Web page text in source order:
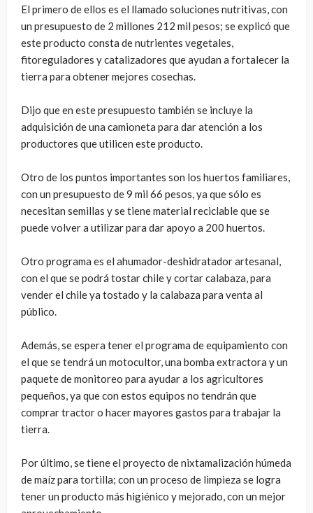
El primero de ellos es el llamado soluciones nutritivas, con
un presupuesto de 2 millones 212 mil pesos; se explicó que
este producto consta de nutrientes vegetales,
fitoreguladores y catalizadores que ayudan a fortalecer la
tierra para obtener mejores cosechas.
Dijo que en este presupuesto también se incluye la
adquisición de una camioneta para dar atención a los
productores que utilicen este producto.
Otro de los puntos importantes son los huertos familiares,
con un presupuesto de 9 mil 66 pesos, ya que sólo es
necesitan semillas y se tiene material reciclable que se
puede volver a utilizar para dar apoyo a 200 huertos.
Otro programa es el ahumador-deshidratador artesanal,
con el que se podrá tostar chile y cortar calabaza, para
vender el chile ya tostado y la calabaza para venta al
público.
Además, se espera tener el programa de equipamiento con
el que se tendrá un motocultor, una bomba extractora y un
paquete de monitoreo para ayudar a los agricultores
pequeños, ya que con estos equipos no tendrán que
comprar tractor o hacer mayores gastos para trabajar la
tierra.
Por último, se tiene el proyecto de nixtamalización húmeda
de maíz para tortilla; con un proceso de limpieza se logra
tener un producto más higiénico y mejorado, con un mejor